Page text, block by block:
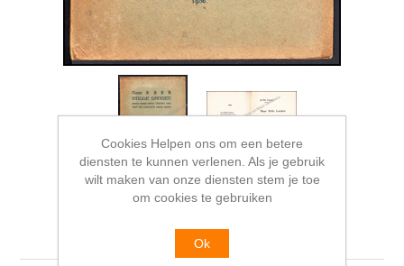
Naar Stille Landen
Cookies Helpen ons om een betere
diensten te kunnen verlenen. Als je gebruik
wilt maken van onze diensten stem je toe
om cookies te gebruiken
Ok